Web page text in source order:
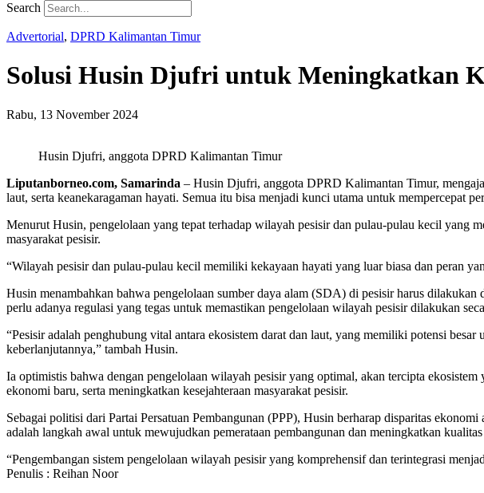
Search
Advertorial, DPRD Kalimantan Timur
Solusi Husin Djufri untuk Meningkatkan
Rabu, 13 November 2024
Husin Djufri, anggota DPRD Kalimantan Timur
Liputanborneo.com, Samarinda – Husin Djufri, anggota DPRD Kalimantan Timur,
laut, serta keanekaragaman hayati. Semua itu bisa menjadi kunci utama untuk mempercepat
Menurut Husin, pengelolaan yang tepat terhadap wilayah pesisir dan pulau-pulau kecil yang
masyarakat pesisir.
“Wilayah pesisir dan pulau-pulau kecil memiliki kekayaan hayati yang luar biasa dan peran
Husin menambahkan bahwa pengelolaan sumber daya alam (SDA) di pesisir harus
perlu adanya regulasi yang tegas untuk memastikan pengelolaan wilayah pesisir dilakukan
“Pesisir adalah penghubung vital antara ekosistem darat dan laut, yang memiliki potensi
keberlanjutannya,” tambah Husin.
Ia optimistis bahwa dengan pengelolaan wilayah pesisir yang optimal, akan tercipta
ekonomi baru, serta meningkatkan kesejahteraan masyarakat pesisir.
Sebagai politisi dari Partai Persatuan Pembangunan (PPP), Husin berharap disparitas
adalah langkah awal untuk mewujudkan pemerataan pembangunan dan meningkatkan
“Pengembangan sistem pengelolaan wilayah pesisir yang komprehensif dan terintegrasi
Penulis : Reihan Noor